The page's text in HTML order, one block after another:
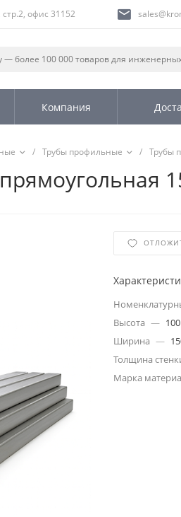
офис 31152
Компания
/ Трубы профильные / Трубы
Высота —
Ширина —
Толщина
Марка